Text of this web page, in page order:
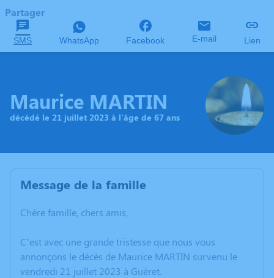
Partager
SMS WhatsApp Facebook E-mail Lien
Maurice MARTIN
décédé le 21 juillet 2023 à l'âge de 67 ans
Message de la famille
Chère famille, chers amis,
C’est avec une grande tristesse que nous vous
annonçons le décès de Maurice MARTIN survenu le
vendredi 21 juillet 2023 à Guéret.